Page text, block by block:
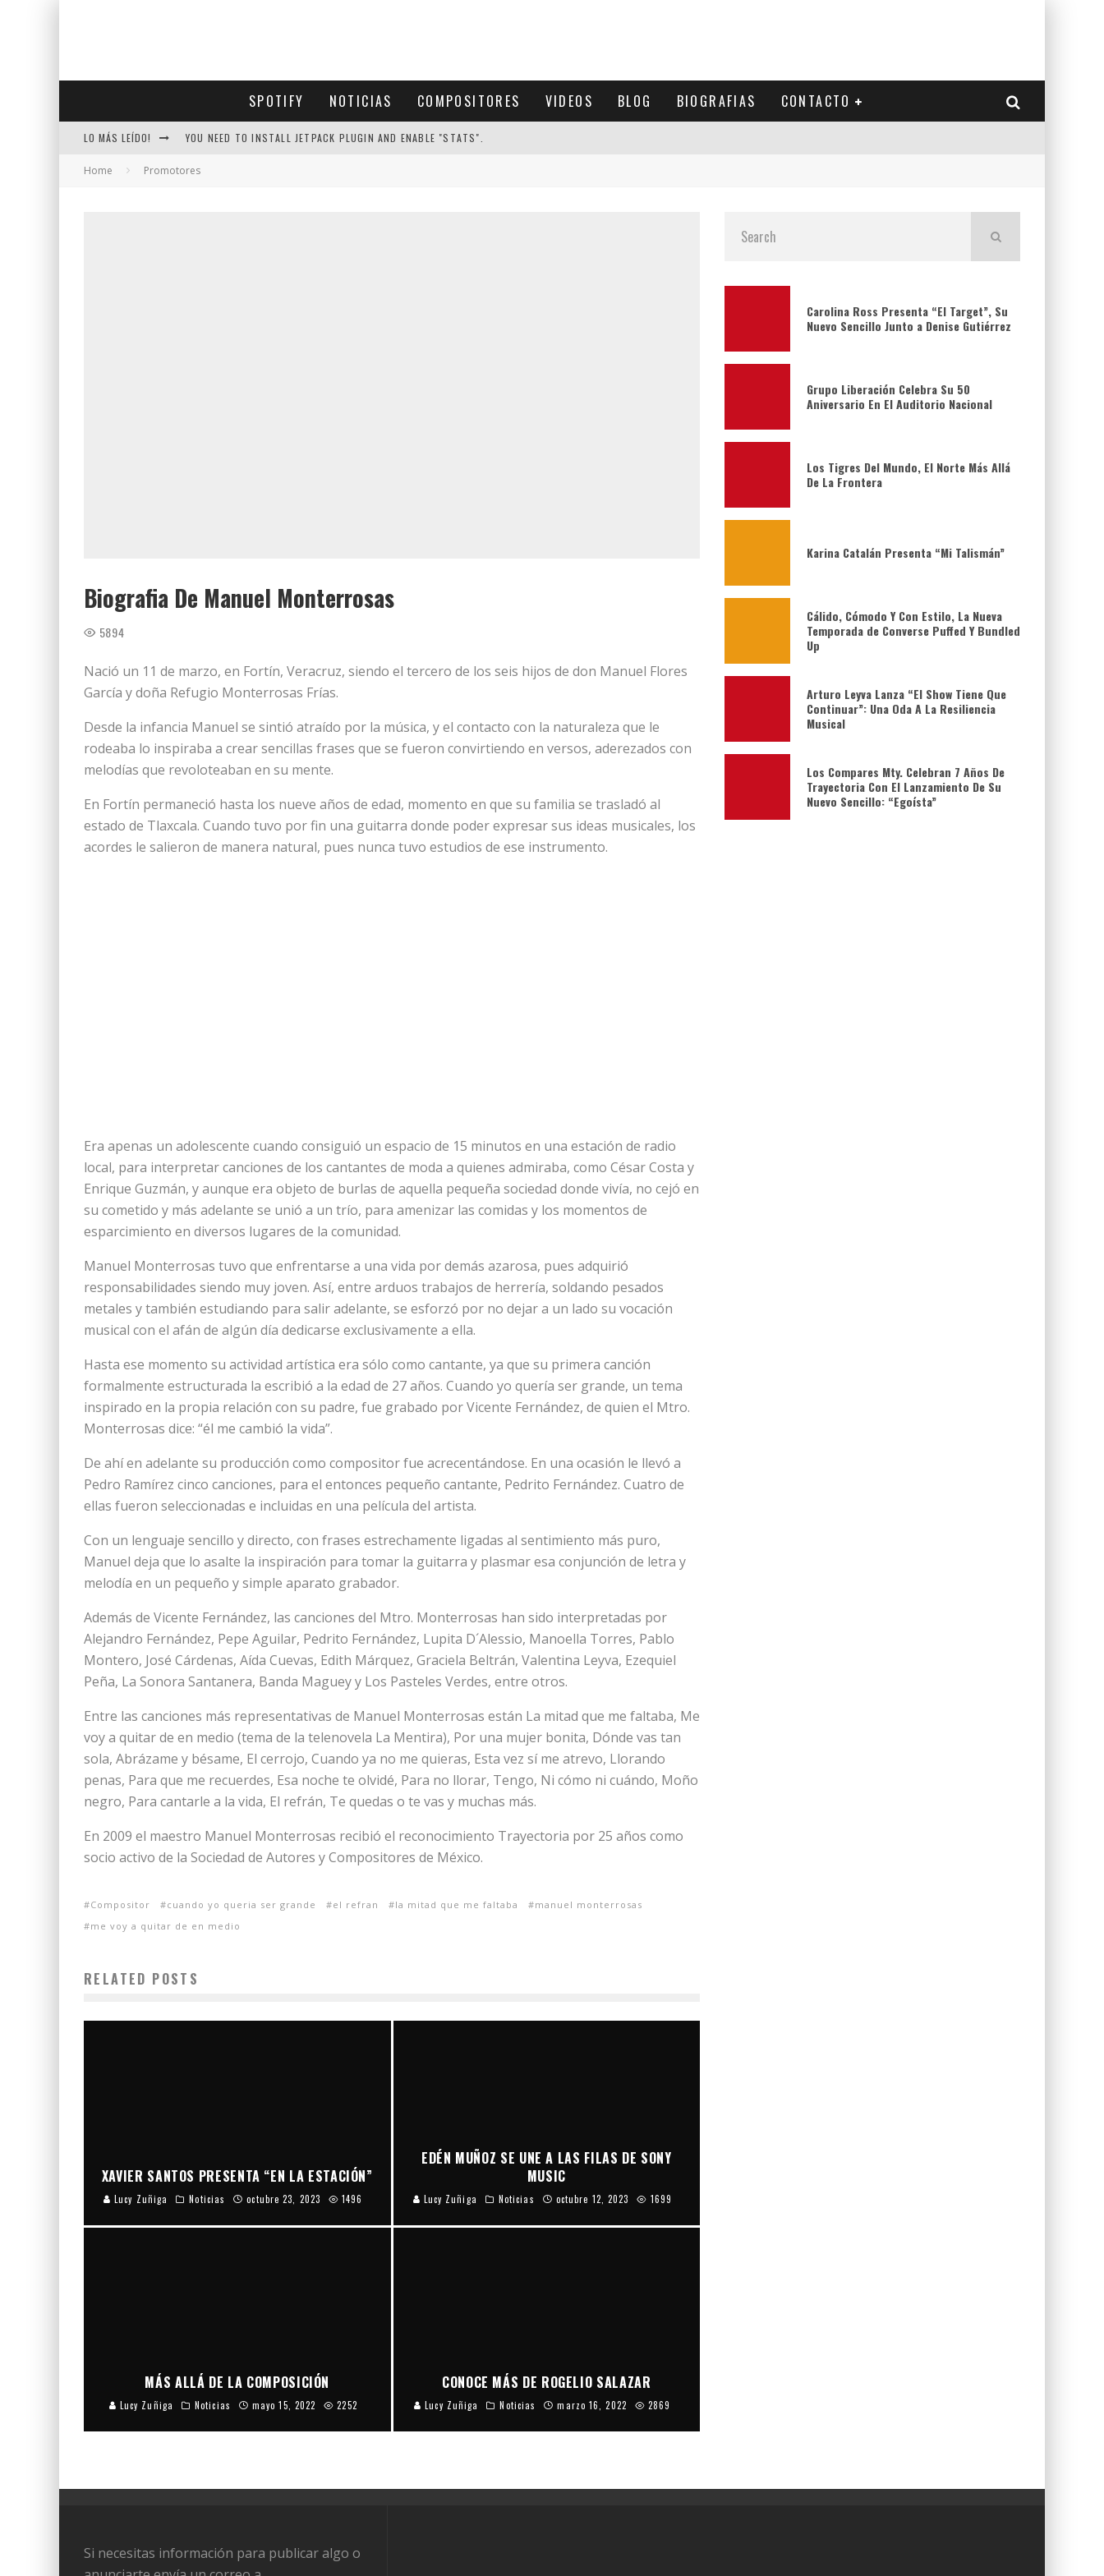
SPOTIFY NOTICIAS COMPOSITORES VIDEOS BLOG BIOGRAFIAS CONTACTO
LO MÁS LEÍDO! YOU NEED TO INSTALL JETPACK PLUGIN AND ENABLE "STATS".
Home Promotores
Biografia De Manuel Monterrosas
5894
Nació un 11 de marzo, en Fortín, Veracruz, siendo el tercero de los seis hijos de don Manuel Flores
García y doña Refugio Monterrosas Frías.
Desde la infancia Manuel se sintió atraído por la música, y el contacto con la naturaleza que le
rodeaba lo inspiraba a crear sencillas frases que se fueron convirtiendo en versos, aderezados con
melodías que revoloteaban en su mente.
En Fortín permaneció hasta los nueve años de edad, momento en que su familia se trasladó al
estado de Tlaxcala. Cuando tuvo por fin una guitarra donde poder expresar sus ideas musicales, los
acordes le salieron de manera natural, pues nunca tuvo estudios de ese instrumento.
Era apenas un adolescente cuando consiguió un espacio de 15 minutos en una estación de radio
local, para interpretar canciones de los cantantes de moda a quienes admiraba, como César Costa y
Enrique Guzmán, y aunque era objeto de burlas de aquella pequeña sociedad donde vivía, no cejó en
su cometido y más adelante se unió a un trío, para amenizar las comidas y los momentos de
esparcimiento en diversos lugares de la comunidad.
Manuel Monterrosas tuvo que enfrentarse a una vida por demás azarosa, pues adquirió
responsabilidades siendo muy joven. Así, entre arduos trabajos de herrería, soldando pesados
metales y también estudiando para salir adelante, se esforzó por no dejar a un lado su vocación
musical con el afán de algún día dedicarse exclusivamente a ella.
Hasta ese momento su actividad artística era sólo como cantante, ya que su primera canción
formalmente estructurada la escribió a la edad de 27 años. Cuando yo quería ser grande, un tema
inspirado en la propia relación con su padre, fue grabado por Vicente Fernández, de quien el Mtro.
Monterrosas dice: “él me cambió la vida”.
De ahí en adelante su producción como compositor fue acrecentándose. En una ocasión le llevó a
Pedro Ramírez cinco canciones, para el entonces pequeño cantante, Pedrito Fernández. Cuatro de
ellas fueron seleccionadas e incluidas en una película del artista.
Con un lenguaje sencillo y directo, con frases estrechamente ligadas al sentimiento más puro,
Manuel deja que lo asalte la inspiración para tomar la guitarra y plasmar esa conjunción de letra y
melodía en un pequeño y simple aparato grabador.
Además de Vicente Fernández, las canciones del Mtro. Monterrosas han sido interpretadas por
Alejandro Fernández, Pepe Aguilar, Pedrito Fernández, Lupita D´Alessio, Manoella Torres, Pablo
Montero, José Cárdenas, Aída Cuevas, Edith Márquez, Graciela Beltrán, Valentina Leyva, Ezequiel
Peña, La Sonora Santanera, Banda Maguey y Los Pasteles Verdes, entre otros.
Entre las canciones más representativas de Manuel Monterrosas están La mitad que me faltaba, Me
voy a quitar de en medio (tema de la telenovela La Mentira), Por una mujer bonita, Dónde vas tan
sola, Abrázame y bésame, El cerrojo, Cuando ya no me quieras, Esta vez sí me atrevo, Llorando
penas, Para que me recuerdes, Esa noche te olvidé, Para no llorar, Tengo, Ni cómo ni cuándo, Moño
negro, Para cantarle a la vida, El refrán, Te quedas o te vas y muchas más.
En 2009 el maestro Manuel Monterrosas recibió el reconocimiento Trayectoria por 25 años como
socio activo de la Sociedad de Autores y Compositores de México.
Compositor cuando yo queria ser grande el refran la mitad que me faltaba
manuel monterrosas
me voy a quitar de en medio
RELATED POSTS
XAVIER SANTOS PRESENTA “EN LA ESTACIÓN”
Lucy Zuñiga Noticias octubre 23, 2023 1496
EDÉN MUÑOZ SE UNE A LAS FILAS DE SONY
MUSIC
Lucy Zuñiga Noticias octubre 12, 2023 1699
MÁS ALLÁ DE LA COMPOSICIÓN
Lucy Zuñiga Noticias mayo 15, 2022 2252
CONOCE MÁS DE ROGELIO SALAZAR
Lucy Zuñiga Noticias marzo 16, 2022 2869
Carolina Ross Presenta “El Target”, Su
Nuevo Sencillo Junto a Denise Gutiérrez
Grupo Liberación Celebra Su 50
Aniversario En El Auditorio Nacional
Los Tigres Del Mundo, El Norte Más Allá
De La Frontera
Karina Catalán Presenta “Mi Talismán”
Cálido, Cómodo Y Con Estilo, La Nueva
Temporada de Converse Puffed Y Bundled
Up
Arturo Leyva Lanza “El Show Tiene Que
Continuar”: Una Oda A La Resiliencia
Musical
Los Compares Mty. Celebran 7 Años De
Trayectoria Con El Lanzamiento De Su
Nuevo Sencillo: “Egoísta”
Si necesitas información para publicar algo o